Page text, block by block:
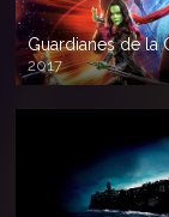
Guardianes de la
2017
720p HD